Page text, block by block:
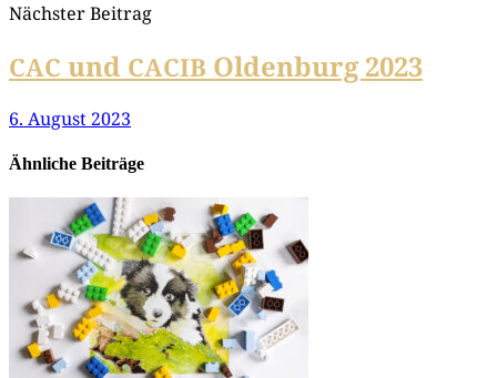
Nächster Beitrag
CAC und CACIB Oldenburg 2023
6. August 2023
Ähnliche Beiträge